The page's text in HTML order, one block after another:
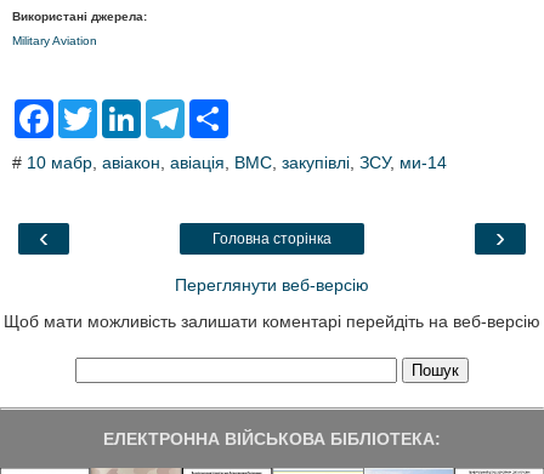
Використані джерела:
Military Aviation
F
e
o
T
L
k
T
e
a
# 10 мабр авіакон авіація ВМС закупівлі ЗСУ, ми-14
‹ ›
Головна сторінка
Переглянути веб-версію
Щоб мати можливість залишати коментарі перейдіть на веб-версію
ЕЛЕКТРОННА ВІЙСЬКОВА БІБЛІОТЕКА: